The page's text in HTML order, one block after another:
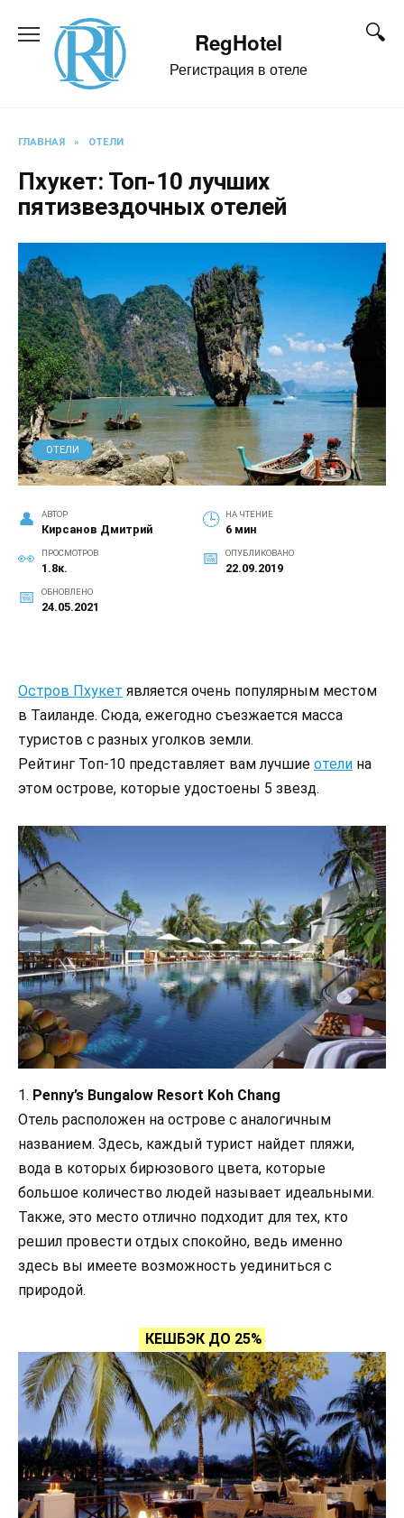
содержанию
RegHotel
Регистрация в отеле
ГЛАВНАЯ » ОТЕЛИ
Пхукет: Топ-10 лучших
пятизвездочных отелей
ОТЕЛИ
АВТОР
Кирсанов Дмитрий
НА ЧТЕНИЕ
6 мин
ПРОСМОТРОВ
1.8к.
ОПУБЛИКОВАНО
22.09.2019
ОБНОВЛЕНО
24.05.2021
Остров Пхукет является очень популярным местом
в Таиланде. Сюда, ежегодно съезжается масса
туристов с разных уголков земли.
Рейтинг Топ-10 представляет вам лучшие отели на
этом острове, которые удостоены 5 звезд.
1. Penny’s Bungalow Resort Koh Chang
Отель расположен на острове с аналогичным
названием. Здесь, каждый турист найдет пляжи,
вода в которых бирюзового цвета, которые
большое количество людей называет идеальными.
Также, это место отлично подходит для тех, кто
решил провести отдых спокойно, ведь именно
здесь вы имеете возможность уединиться с
природой.
КЕШБЭК ДО 25%